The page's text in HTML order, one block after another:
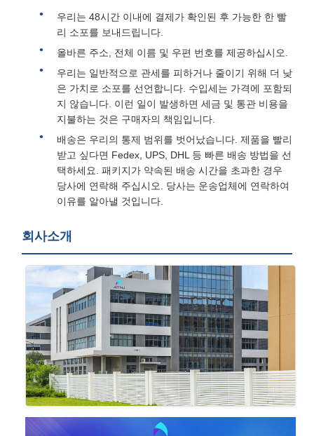
우리는 48시간 이내에 결제가 확인된 후 가능한 한 빨
리 소포를 보내드립니다.
올바른 주소, 전체 이름 및 우편 번호를 제공하십시오.
우리는 일반적으로 관세를 피하거나 줄이기 위해 더 낮
은 가치로 소포를 선언합니다. 수입세는 가격에 포함되
지 않습니다. 이런 일이 발생하면 세금 및 통관 비용을
지불하는 것은 구매자의 책임입니다.
배송은 우리의 통제 범위를 벗어났습니다. 제품을 빨리
받고 싶다면 Fedex, UPS, DHL 등 빠른 배송 방법을 선
택하세요. 패키지가 약속된 배송 시간을 초과한 경우
당사에 연락해 주십시오. 당사는 운송업체에 연락하여
이유를 알아낼 것입니다.
회사소개